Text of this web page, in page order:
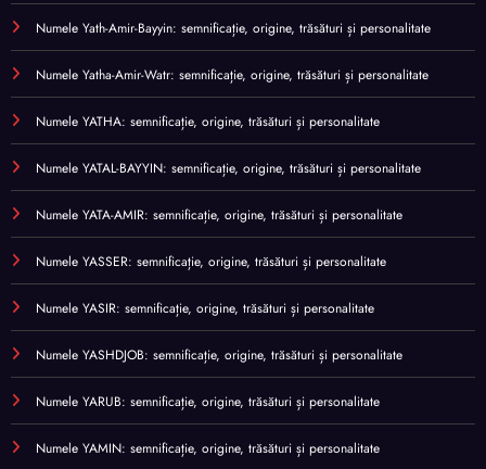
Numele Yath-Amir-Bayyin: semnificație, origine, trăsături și personalitate
Numele Yatha-Amir-Watr: semnificație, origine, trăsături și personalitate
Numele YATHA: semnificație, origine, trăsături și personalitate
Numele YATAL-BAYYIN: semnificație, origine, trăsături și personalitate
Numele YATA-AMIR: semnificație, origine, trăsături și personalitate
Numele YASSER: semnificație, origine, trăsături și personalitate
Numele YASIR: semnificație, origine, trăsături și personalitate
Numele YASHDJOB: semnificație, origine, trăsături și personalitate
Numele YARUB: semnificație, origine, trăsături și personalitate
Numele YAMIN: semnificație, origine, trăsături și personalitate